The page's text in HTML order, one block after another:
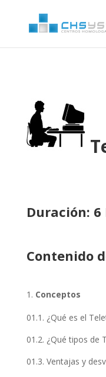
Duración: 6
Contenido
01.1. ¿Qué es el
01.2. ¿Qué tipos de
01.3. Ventajas y